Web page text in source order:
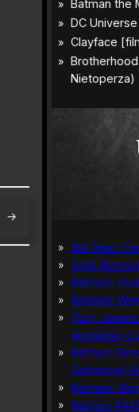
→
Bat-Man:
Grób
Batman:
Batman:
Tuzy
opowieści o
Batman
Gothamski
Batman:
Batman